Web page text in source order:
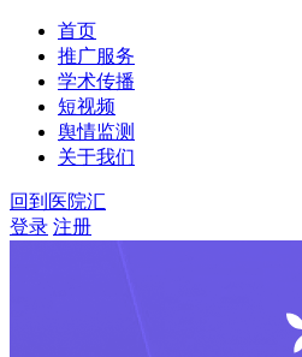
首页
推广服务
学术传播
短视频
舆情监测
关于我们
回到医院汇
登录 注册